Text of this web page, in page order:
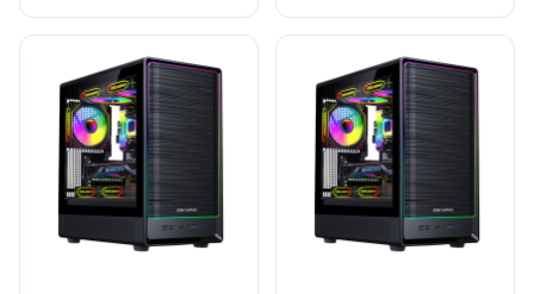
dei PC da gaming
acquisto su larga
scala?
flusso d'aria